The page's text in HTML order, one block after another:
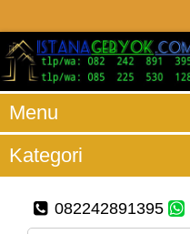
Menu
Kategori
082242891395